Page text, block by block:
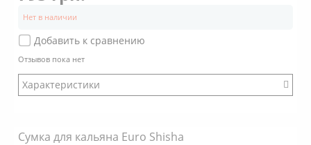
Нет в наличии
Добавить к сравнению
Отзывов пока нет
Характеристики
Сумка для кальяна Euro Shisha